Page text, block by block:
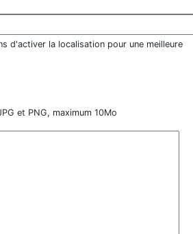
d'activer la localisation pour une meilleure
et PNG, maximum 10Mo